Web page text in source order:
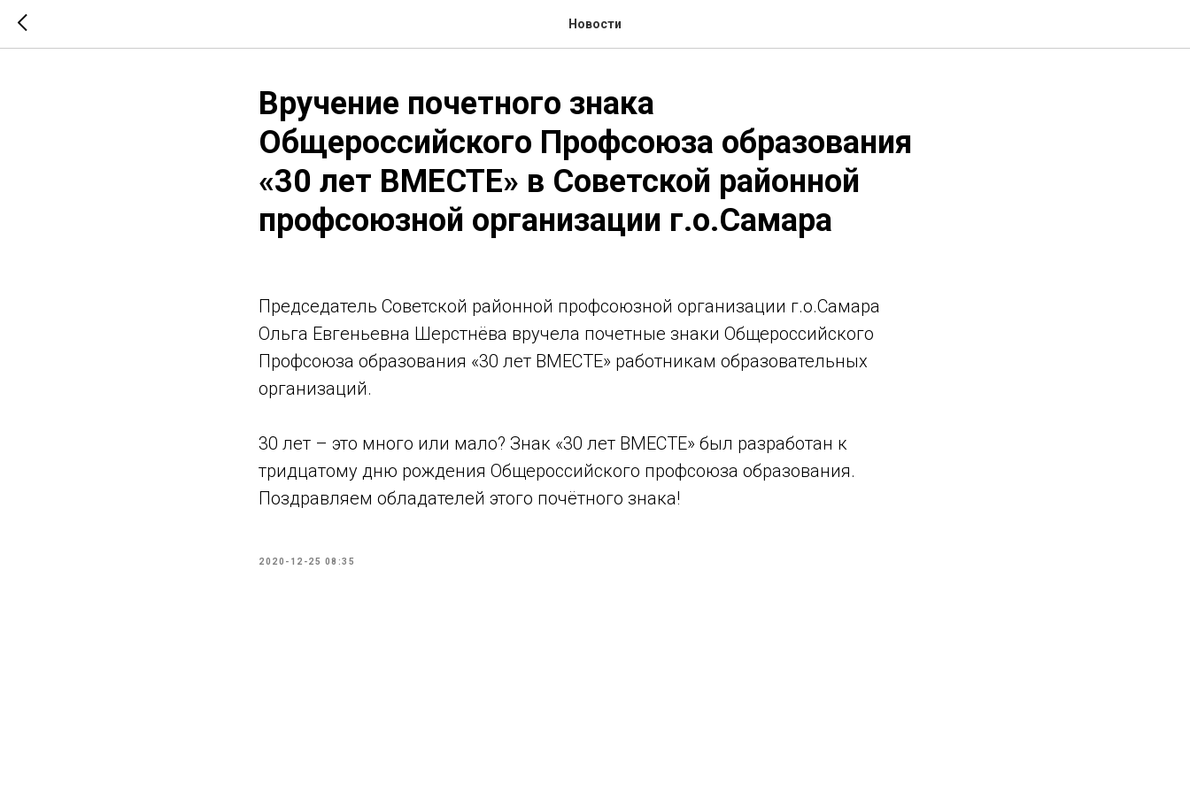
Новости
Вручение почетного знака
Общероссийского Профсоюза образования
«30 лет ВМЕСТЕ» в Советской районной
профсоюзной организации г.о.Самара
Председатель Советской районной профсоюзной организации г.о.Самара
Ольга Евгеньевна Шерстнёва вручела почетные знаки Общероссийского
Профсоюза образования «30 лет ВМЕСТЕ» работникам образовательных
организаций.
30 лет – это много или мало? Знак «30 лет ВМЕСТЕ» был разработан к
тридцатому дню рождения Общероссийского профсоюза образования.
Поздравляем обладателей этого почётного знака!
2020-12-25 08:35